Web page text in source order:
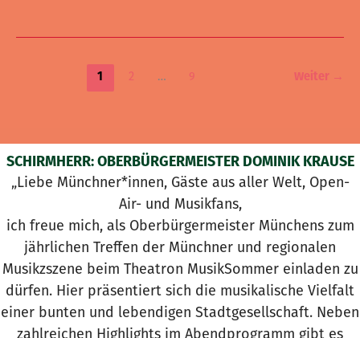
1 2 … 9 Weiter →
SCHIRMHERR: OBERBÜRGERMEISTER DOMINIK KRAUSE
„Liebe Münchner*innen, Gäste aus aller Welt, Open-
Air- und Musikfans,
ich freue mich, als Oberbürgermeister Münchens zum
jährlichen Treffen der Münchner und regionalen
Musikzszene beim Theatron MusikSommer einladen zu
dürfen. Hier präsentiert sich die musikalische Vielfalt
einer bunten und lebendigen Stadtgesellschaft. Neben
zahlreichen Highlights im Abendprogramm gibt es